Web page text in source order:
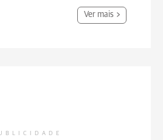
Ver mais